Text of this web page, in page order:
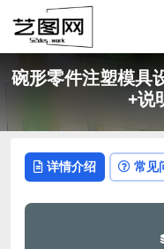
碗形零件注塑模具
+说
详情介绍 常见